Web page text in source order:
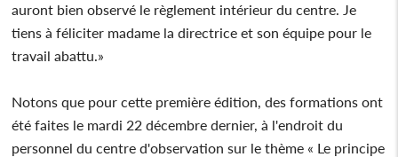
auront bien observé le règlement intérieur du centre. Je
tiens à féliciter madame la directrice et son équipe pour le
travail abattu.»
Notons que pour cette première édition, des formations ont
été faites le mardi 22 décembre dernier, à l'endroit du
personnel du centre d'observation sur le thème « Le principe